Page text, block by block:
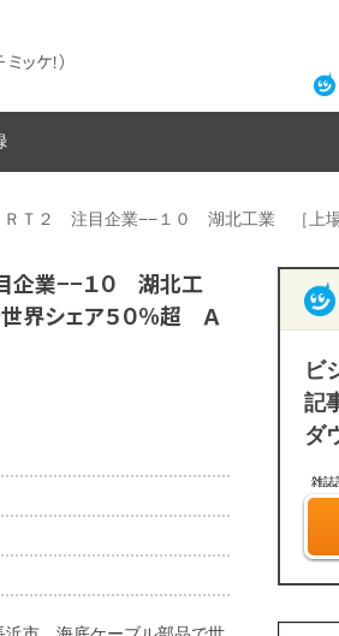
ッケ！）
ＲＴ２ 注目企業−−１０ 湖北工業 ［上
企業−−１０ 湖北工
界シェア５０％超 Ａ
ビ
記
ダ
雑誌